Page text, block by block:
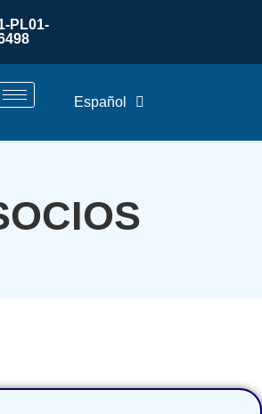
PL01-
Español
de herramientas